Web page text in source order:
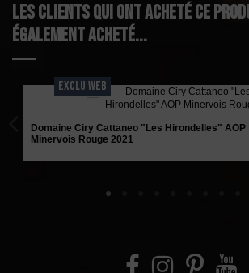
Les clients qui ont acheté ce
également acheté...
EXCLU WEB
Domaine Ciry Cattaneo "Les Hirondelles" AOP
Minervois Rouge 2021